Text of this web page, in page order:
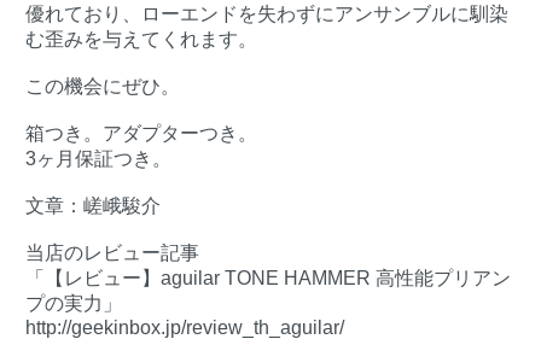
優れており、ローエンドを失わずにアンサンブルに馴染
む歪みを与えてくれます。
この機会にぜひ。
箱つき。アダプターつき。
3ヶ月保証つき。
文章：嵯峨駿介
当店のレビュー記事
「【レビュー】aguilar TONE HAMMER 高性能プリアン
プの実力」
http://geekinbox.jp/review_th_aguilar/